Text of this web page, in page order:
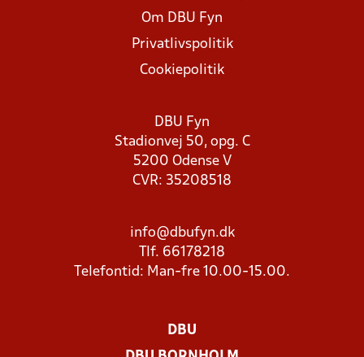
Om DBU Fyn
Privatlivspolitik
Cookiepolitik
DBU Fyn
Stadionvej 50, opg. C
5200 Odense V
CVR: 35208518
info@dbufyn.dk
Tlf. 66178218
Telefontid: Man-fre 10.00-15.00.
DBU